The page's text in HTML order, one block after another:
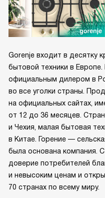
Gorenje входит в десятку
бытовой техники в Европе.
официальным дилером в
во все уголки страны.
на официальных сайтах,
от 12 до 36 месяцев.
и Чехия, малая бытовая
в Китае. Горение —
была основана компания.
доверие потребителей
и невысоким ценам и
70 странах по всему миру.